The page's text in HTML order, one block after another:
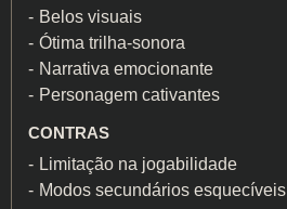
Belos visuais
Ótima trilha-sonora
Narrativa emocionante
Personagem cativantes
CONTRAS
Limitação na jogabilidade
Modos secundários esquecíveis